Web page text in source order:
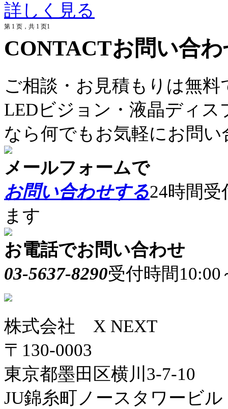
詳しく見る
第 1 页，共 1 页1
CONTACTお問い合
ご相談・お見積もりは無
LEDビジョン・液晶ディ
なら何でもお気軽にお問
メールフォームで
お問い合わせする24時間
ます
お電話でお問い合わせ
03-5637-8290受付時間
株式会社 X NEXT
〒130-0003
東京都墨田区横川3-7-10
JU錦糸町ノースタワービル